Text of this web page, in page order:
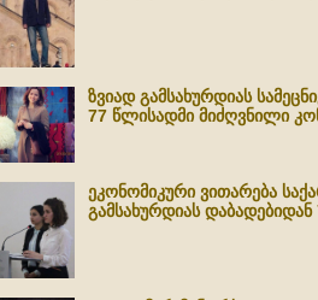
ზვიად გამსახურდიას
77 წლისადმი მიძღვნილი
ეკონომიკური ვითარება
გამსახურდიას